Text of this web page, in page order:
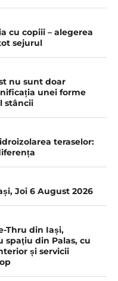
cu copiii – alegerea
sejurul
nu sunt doar
unei forme
stâncii
teraselor:
Joi 6 August 2026
Thru din Iași,
spaţiu din Palas, cu
și servicii